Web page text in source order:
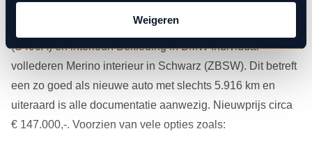
Weigeren
xDrive50e (490 pk) in de M Sport Pro uitvoering. Kleur
exterieur: Frozen Black metallic "Sonderlackierung"
(S490A) en interieur: Bekleding in BMW Individual
vollederen Merino interieur in Schwarz (ZBSW). Dit betreft
een zo goed als nieuwe auto met slechts 5.916 km en
uiteraard is alle documentatie aanwezig. Nieuwprijs circa
€ 147.000,-. Voorzien van vele opties zoals: